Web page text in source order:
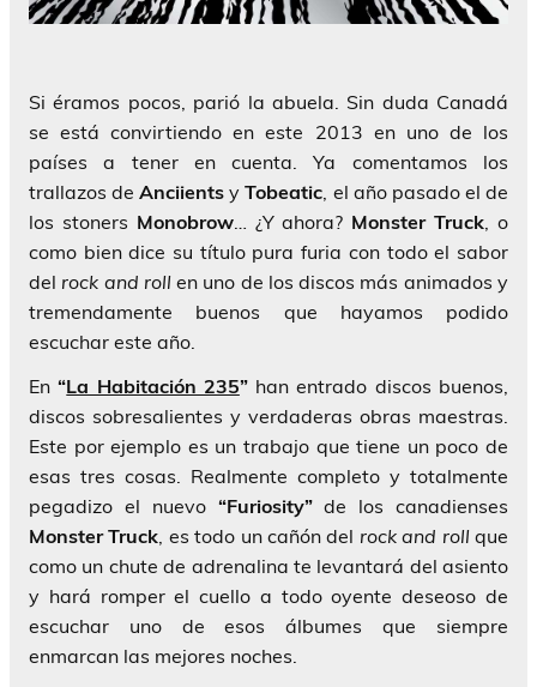
Si éramos pocos, parió la abuela. Sin duda Canadá
se está convirtiendo en este 2013 en uno de los
países a tener en cuenta. Ya comentamos los
trallazos deAnciients yTobeatic , el año pasado el de
los stoners Monobrow… ¿Y ahora? Monster Truck , o
como bien dice su título pura furia con todo el sabor
del rock and rollen uno de los discos más animados y
tremendamente buenos que hayamos podido
escuchar este año.
En“La Habitación 235”han entrado discos buenos,
discos sobresalientes y verdaderas obras maestras.
Este por ejemplo es un trabajo que tiene un poco de
esas tres cosas. Realmente completo y totalmente
pegadizo el nuevo “Furiosity”de los canadienses
Monster Truck , es todo un cañón del rock and rollque
como un chute de adrenalina te levantará del asiento
y hará romper el cuello a todo oyente deseoso de
escuchar uno de esos álbumes que siempre
enmarcan las mejores noches.